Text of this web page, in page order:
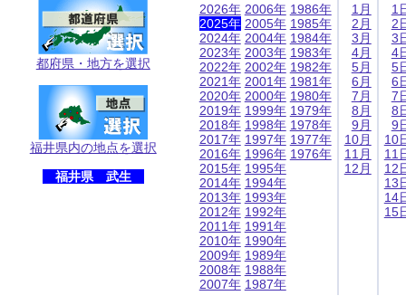
都府県・地方を選択
福井県内の地点を選択
福井県 武生
2026年
2025年
2024年
2023年
2022年
2021年
2020年
2019年
2018年
2017年
2016年
2015年
2014年
2013年
2012年
2011年
2010年
2009年
2008年
2007年
2006年
2005年
2004年
2003年
2002年
2001年
2000年
1999年
1998年
1997年
1996年
1995年
1994年
1993年
1992年
1991年
1990年
1989年
1988年
1987年
1986年
1985年
1984年
1983年
1982年
1981年
1980年
1979年
1978年
1977年
1976年
1月
2月
3月
4月
5月
6月
7月
8月
9月
10月
11月
12月
1
2
3
4
5
6
7
8
9
10
11
12
13
14
15